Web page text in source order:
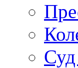
Суд